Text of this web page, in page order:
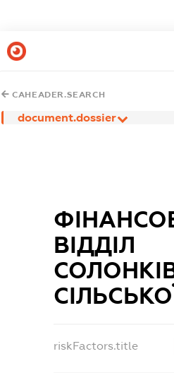
CAHEADER.SEARCH
document.dossier
ВІДДІЛ
riskFactors.title